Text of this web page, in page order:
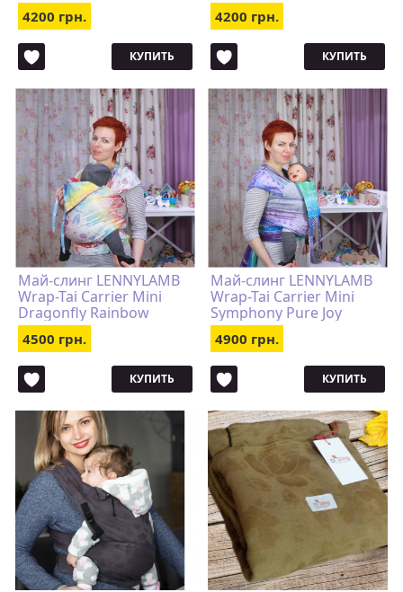
4200 грн.
КУПИТЬ
4200 грн.
КУПИТЬ
Май-слинг LENNYLAMB
Wrap-Tai Carrier Mini
Dragonfly Rainbow
4500 грн.
КУПИТЬ
Май-слинг LENNYLAMB
Wrap-Tai Carrier Mini
Symphony Pure Joy
4900 грн.
КУПИТЬ